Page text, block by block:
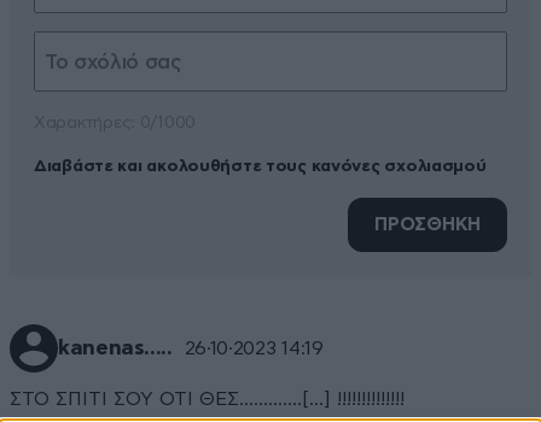
Διαβάστε και ακολουθήστε τους κανόνες σχολιασμού
ΠΡΟΣΘΗΚΗ
kanenas..... 26·10·2023 14:19
ΣΤΟ ΣΠΙΤΙ ΣΟΥ ΟΤΙ ΘΕΣ.............[...] !!!!!!!!!!!!!!